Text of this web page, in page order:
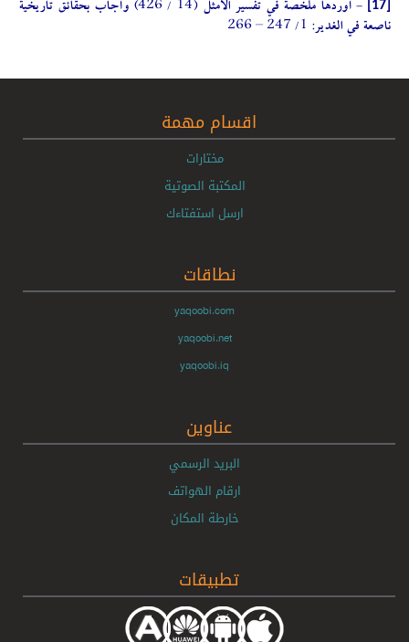
- أوردها ملخصة في تفسير الأمثل (14 / 426) وأجاب بحقائق تاريخية
ناصعة في الغدير: 1/ 247 – 266
اقسام مهمة
مختارات
المكتبة الصوتية
ارسل استفتاءك
نطاقات
yaqoobi.com
yaqoobi.net
yaqoobi.iq
عناوين
البريد الرسمي
ارقام الهواتف
خارطة المكان
تطبيقات